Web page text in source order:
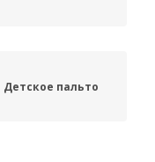
Детское пальто